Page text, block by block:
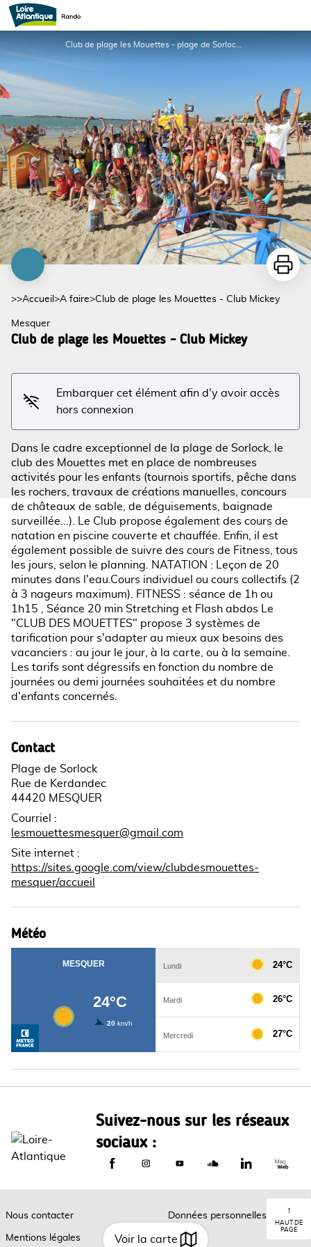
Club de plage les Mouettes - Club Mickey
Voir la carte
Voir l'image en plein écran
>>Accueil >A faire>Club de plage les Mouettes - Club Mickey
Mesquer
Club de plage les Mouettes - Club Mickey
Embarquer cet élément afin d'y avoir accès
hors connexion
Dans le cadre exceptionnel de la plage de Sorlock, le
club des Mouettes met en place de nombreuses
activités pour les enfants (tournois sportifs, pêche dans
les rochers, travaux de créations manuelles, concours
de châteaux de sable, de déguisements, baignade
surveillée...). Le Club propose également des cours de
natation en piscine couverte et chauffée. Enfin, il est
également possible de suivre des cours de Fitness, tous
les jours, selon le planning. NATATION : Leçon de 20
minutes dans l'eau.Cours individuel ou cours collectifs (2
à 3 nageurs maximum). FITNESS : séance de 1h ou
1h15 , Séance 20 min Stretching et Flash abdos Le
"CLUB DES MOUETTES" propose 3 systèmes de
tarification pour s'adapter au mieux aux besoins des
vacanciers : au jour le jour, à la carte, ou à la semaine.
Les tarifs sont dégressifs en fonction du nombre de
journées ou demi journées souhaitées et du nombre
d'enfants concernés.
Contact
Plage de Sorlock
Rue de Kerdandec
44420 MESQUER
Courriel
:
lesmouettesmesquer@gmail.com
Site internet :
https://sites.google.com/view/clubdesmouettes-
mesquer/accueil
Météo
Suivez-nous sur les réseaux
sociaux :
Nous contacter
Mentions légales
Données personnelles
Cookies
↑
HAUT DE
PAGE